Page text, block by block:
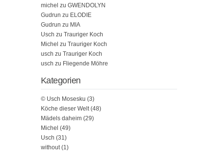
michel zu GWENDOLYN
Gudrun zu ELODIE
Gudrun zu MIA
Usch zu Trauriger Koch
Michel zu Trauriger Koch
usch zu Trauriger Koch
usch zu Fliegende Möhre
Kategorien
© Usch Mosesku (3)
Köche dieser Welt(48)
Mädels daheim (29)
Michel (49)
Usch (31)
without(1)